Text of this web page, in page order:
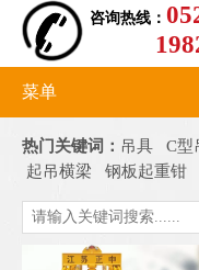
咨询热线：
菜单
热门关键词： 吊具 C型
起吊横梁
钢板起重钳